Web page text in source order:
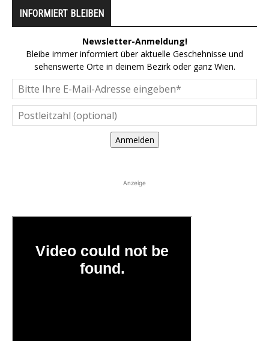
INFORMIERT BLEIBEN
Newsletter-Anmeldung!
Bleibe immer informiert über aktuelle Geschehnisse und
sehenswerte Orte in deinem Bezirk oder ganz Wien.
Anmelden
Anzeige